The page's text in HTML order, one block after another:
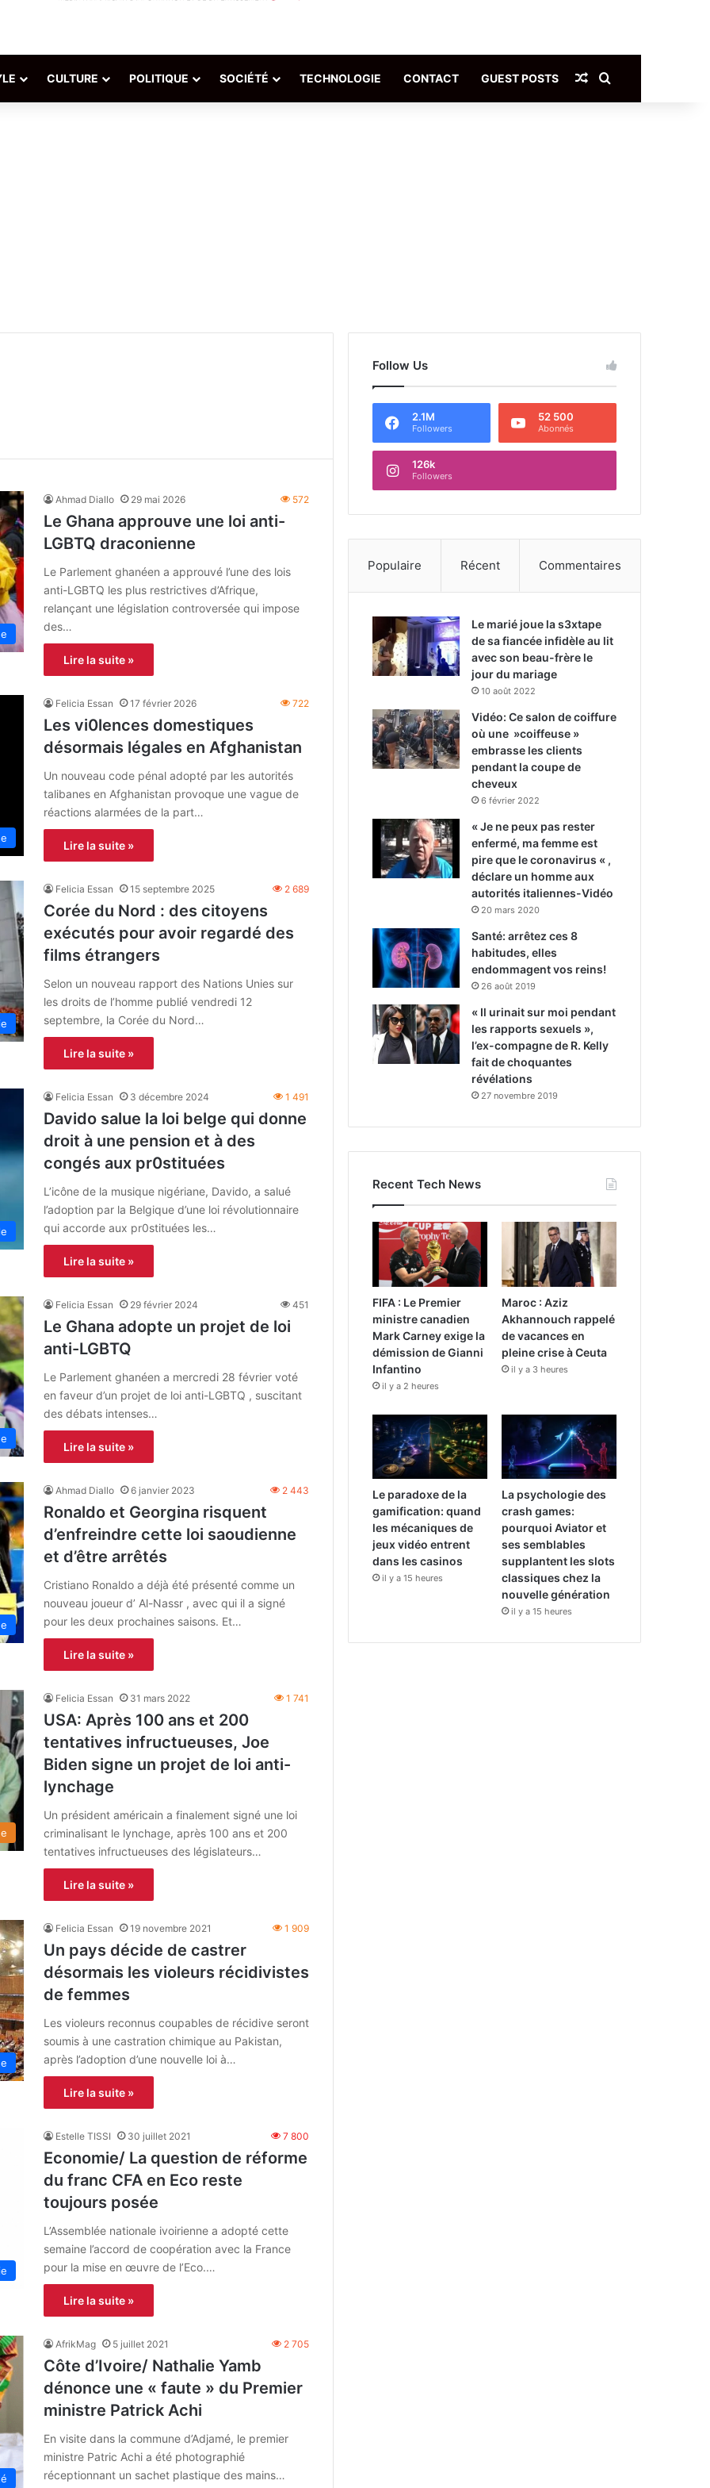
CULTURE POLITIQUE SOCIÉTÉ TECHNOLOGIE CONTACT GUEST POSTS Article Aléatoire
Ahmad Diallo 29 mai 2026 572
Le Ghana approuve une loi anti-
LGBTQ draconienne
Le Parlement ghanéen a approuvé l’une des lois
anti-LGBTQ les plus restrictives d’Afrique,
relançant une législation controversée qui impose
des…
Lire la suite »
Felicia Essan 17 février 2026 722
Les vi0lences domestiques
désormais légales en Afghanistan
Un nouveau code pénal adopté par les autorités
talibanes en Afghanistan provoque une vague de
réactions alarmées de la part…
Lire la suite »
Felicia Essan 15 septembre 2025 2 689
Corée du Nord : des citoyens
exécutés pour avoir regardé des
films étrangers
Selon un nouveau rapport des Nations Unies sur
les droits de l’homme publié vendredi 12
septembre, la Corée du Nord…
Lire la suite »
Felicia Essan 3 décembre 2024 1 491
Davido salue la loi belge qui donne
droit à une pension et à des
congés aux pr0stituées
L’icône de la musique nigériane, Davido, a salué
l’adoption par la Belgique d’une loi révolutionnaire
qui accorde aux pr0stituées les…
Lire la suite »
Felicia Essan 29 février 2024 451
Le Ghana adopte un projet de loi
anti-LGBTQ
Le Parlement ghanéen a mercredi 28 février voté
en faveur d’un projet de loi anti-LGBTQ , suscitant
des débats intenses…
Lire la suite »
Ahmad Diallo 6 janvier 2023 2 443
Ronaldo et Georgina risquent
d’enfreindre cette loi saoudienne
et d’être arrêtés
Cristiano Ronaldo a déjà été présenté comme un
nouveau joueur d’ Al-Nassr , avec qui il a signé
pour les deux prochaines saisons. Et…
Lire la suite »
Felicia Essan 31 mars 2022 1 741
USA: Après 100 ans et 200
tentatives infructueuses, Joe
Biden signe un projet de loi anti-
lynchage
Un président américain a finalement signé une loi
criminalisant le lynchage, après 100 ans et 200
tentatives infructueuses des législateurs…
Lire la suite »
Felicia Essan 19 novembre 2021 1 909
Un pays décide de castrer
désormais les violeurs récidivistes
de femmes
Les violeurs reconnus coupables de récidive seront
soumis à une castration chimique au Pakistan,
après l’adoption d’une nouvelle loi à…
Lire la suite »
Estelle TISSI 30 juillet 2021 7 800
Economie/ La question de réforme
du franc CFA en Eco reste
toujours posée
L’Assemblée nationale ivoirienne a adopté cette
semaine l’accord de coopération avec la France
pour la mise en œuvre de l’Eco.…
Lire la suite »
AfrikMag 5 juillet 2021 2 705
Côte d’Ivoire/ Nathalie Yamb
dénonce une « faute » du Premier
ministre Patrick Achi
En visite dans la commune d’Adjamé, le premier
ministre Patric Achi a été photographié
réceptionnant un sachet plastique des mains…
Follow Us
2.1M
Followers
52 500
Abonnés
126k
Followers
Populaire Récent Commentaires
Le marié joue la s3xtape
de sa fiancée infidèle au lit
avec son beau-frère le
jour du mariage
10 août 2022
Vidéo: Ce salon de coiffure
où une »coiffeuse »
embrasse les clients
pendant la coupe de
cheveux
6 février 2022
« Je ne peux pas rester
enfermé, ma femme est
pire que le coronavirus « ,
déclare un homme aux
autorités italiennes-Vidéo
20 mars 2020
Santé: arrêtez ces 8
habitudes, elles
endommagent vos reins!
26 août 2019
« Il urinait sur moi pendant
les rapports sexuels »,
l’ex-compagne de R. Kelly
fait de choquantes
révélations
27 novembre 2019
Recent Tech News
FIFA : Le Premier
ministre canadien
Mark Carney exige la
démission de Gianni
Infantino
il y a 2 heures
Maroc : Aziz
Akhannouch rappelé
de vacances en
pleine crise à Ceuta
il y a 3 heures
Le paradoxe de la
gamification: quand
les mécaniques de
jeux vidéo entrent
dans les casinos
il y a 15 heures
La psychologie des
crash games:
pourquoi Aviator et
ses semblables
supplantent les slots
classiques chez la
nouvelle génération
il y a 15 heures